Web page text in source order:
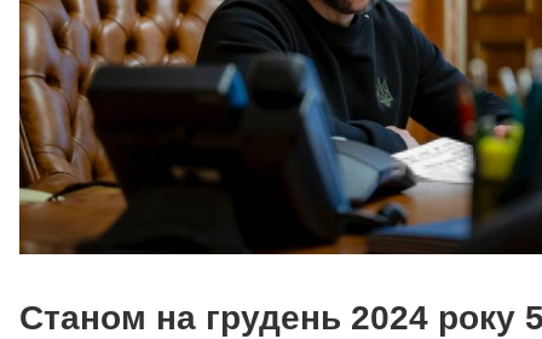
Станом на грудень 2024 року